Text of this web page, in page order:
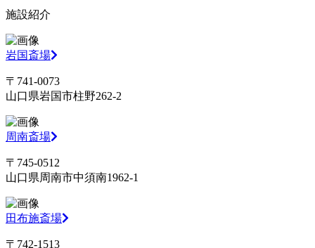
施設紹介
岩国斎場
〒741-0073
山口県岩国市柱野262-2
周南斎場
〒745-0512
山口県周南市中須南1962-1
田布施斎場
〒742-1513